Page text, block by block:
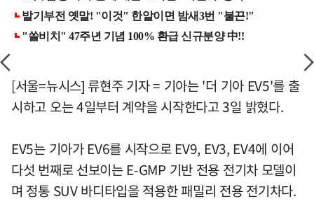
[서울=뉴시스] 류현주 기자 = 기아는 '더 기아 EV5'를 출
시하고 오는 4일부터 계약을 시작한다고 3일 밝혔다.
EV5는 기아가 EV6를 시작으로 EV9, EV3, EV4에 이어
다섯 번째로 선보이는 E-GMP 기반 전용 전기차 모델이
며 정통 SUV 바디타입을 적용한 패밀리 전용 전기차다.